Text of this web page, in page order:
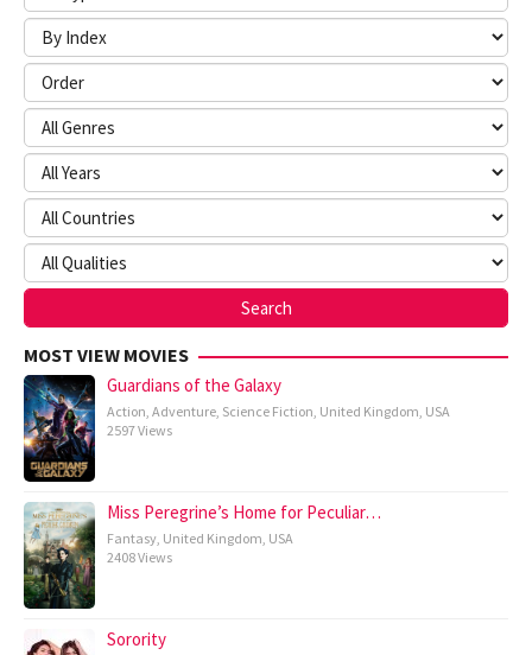
MOST VIEW MOVIES
Guardians of the Galaxy
Action, Adventure, Science Fiction, United Kingdom, USA
2597 Views
Miss Peregrine’s Home for Peculiar…
Fantasy, United Kingdom, USA
2408 Views
Sorority